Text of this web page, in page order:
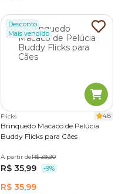
Desconto
Mais vendido
Flicks 4.8
Brinquedo Macaco de Pelúcia
Buddy Flicks para Cães
A partir deR$ 39,90
R$ 35,99 -9%
R$ 35,99